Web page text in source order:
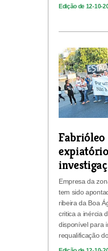
Edição de 12-10-
Fabrióleo
Empresa da
tem sido
ribeira da Boa
critica a inércia
disponível para
requalificação